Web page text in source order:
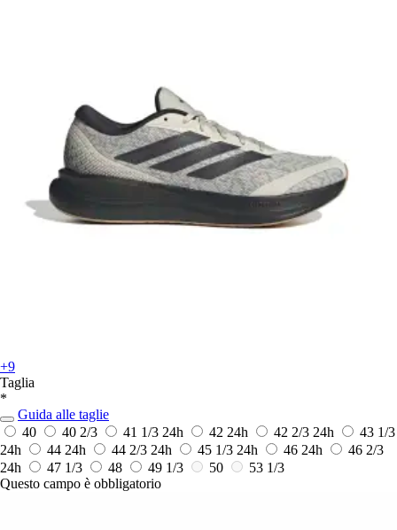
+9
Taglia
*
Guida alle taglie
40
40 2/3 41 1/3 24h 42 24h 42 2/3 24h
43 1/3
24h
44 24h 44 2/3 24h 45 1/3 24h 46 24h
46 2/3
24h
47 1/3 48 49 1/3 50
53 1/3
Questo campo è obbligatorio